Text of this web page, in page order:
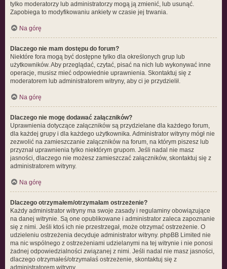
tylko moderatorzy lub administratorzy mogą ją zmienić, lub usunąć.
Zapobiega to modyfikowaniu ankiety w czasie jej trwania.
Na górę
Dlaczego nie mam dostępu do forum?
Niektóre fora mogą być dostępne tylko dla określonych grup lub
użytkowników. Aby przeglądać, czytać, pisać na nich lub wykonywać inne
operacje, musisz mieć odpowiednie uprawnienia. Skontaktuj się z
moderatorem lub administratorem witryny, aby ci je przydzielił.
Na górę
Dlaczego nie mogę dodawać załączników?
Uprawnienia dotyczące załączników są przydzielane dla każdego forum,
dla każdej grupy i dla każdego użytkownika. Administrator witryny mógł nie
zezwolić na zamieszczanie załączników na forum, na którym piszesz lub
przyznał uprawnienia tylko niektórym grupom. Jeśli nadal nie masz
jasności, dlaczego nie możesz zamieszczać załączników, skontaktuj się z
administratorem witryny.
Na górę
Dlaczego otrzymałem/otrzymałam ostrzeżenie?
Każdy administrator witryny ma swoje zasady i regulaminy obowiązujące
na danej witrynie. Są one opublikowane i administrator zaleca zapoznanie
się z nimi. Jeśli ktoś ich nie przestrzegał, może otrzymać ostrzeżenie. O
udzieleniu ostrzeżenia decyduje administrator witryny. phpBB Limited nie
ma nic wspólnego z ostrzeżeniami udzielanymi na tej witrynie i nie ponosi
żadnej odpowiedzialności związanej z nimi. Jeśli nadal nie masz jasności,
dlaczego otrzymałeś/otrzymałaś ostrzeżenie, skontaktuj się z
administratorem witryny.